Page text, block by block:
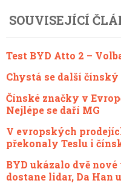
SOUVISEJÍCÍ
Test BYD Atto 2 –
Chystá se další
Čínské značky v
Nejlépe se daří MG
V evropských
překonaly Teslu i
BYD ukázalo dvě
dostane lidar, Da Han